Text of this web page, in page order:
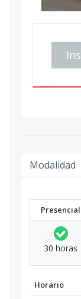
Modalidad
Presencial
30 horas
Horario